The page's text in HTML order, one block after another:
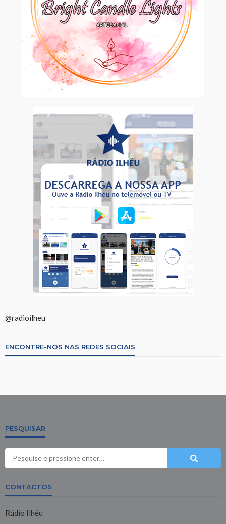
@radioilheu
ENCONTRE-NOS NAS REDES SOCIAIS
PESQUISAR
CONTACTOS
Rádio Ilhéu